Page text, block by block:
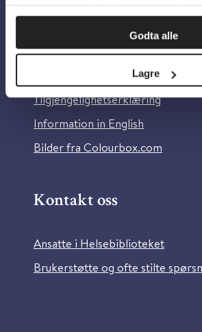
Godta alle
Lagre
Om oss
Om Helsebiblioteket
Personvern og
Tilgjengelighetserklæring
Information in English
Bilder fra Colourbox.com
Kontakt oss
Ansatte i Helsebiblioteket
Brukerstøtte og ofte stilte